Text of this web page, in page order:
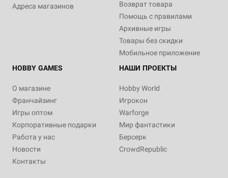
Адреса магазинов
Возврат товара
Помощь с правилами
Архивные игры
Товары без скидки
Мобильное приложение
HOBBY GAMES
О магазине
Франчайзинг
Игры оптом
Корпоративные подарки
Работа у нас
Новости
Контакты
НАШИ ПРОЕКТЫ
Hobby World
Игрокон
Warforge
Мир фантастики
Берсерк
CrowdRepublic